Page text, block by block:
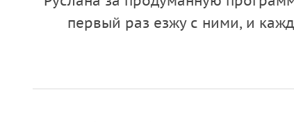
первый раз езжу с ними, и